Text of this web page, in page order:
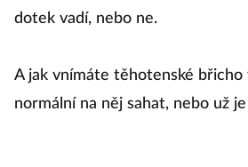
dotek vadí, nebo ne.
A jak vnímáte těhotenské břicho
normální na něj sahat, nebo už